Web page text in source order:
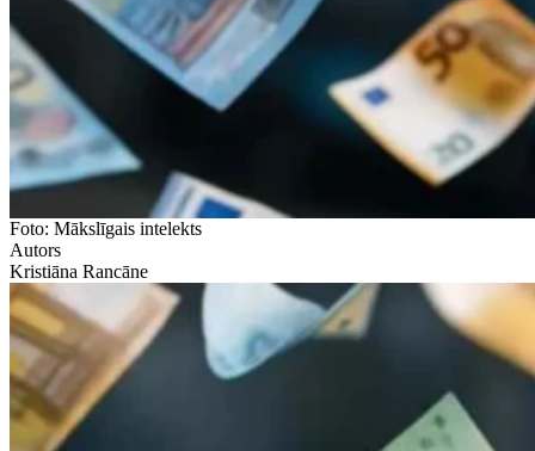
Foto: Mākslīgais intelekts
Autors
Kristiāna Rancāne